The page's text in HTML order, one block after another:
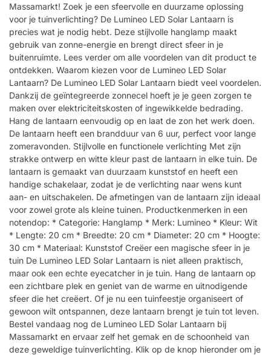
Massamarkt! Zoek je een sfeervolle en duurzame oplossing
voor je tuinverlichting? De Lumineo LED Solar Lantaarn is
precies wat je nodig hebt. Deze stijlvolle hanglamp maakt
gebruik van zonne-energie en brengt direct sfeer in je
buitenruimte. Lees verder om alle voordelen van dit product te
ontdekken. Waarom kiezen voor de Lumineo LED Solar
Lantaarn? De Lumineo LED Solar Lantaarn biedt veel voordelen.
Dankzij de geïntegreerde zonnecel hoeft je je geen zorgen te
maken over elektriciteitskosten of ingewikkelde bedrading.
Hang de lantaarn eenvoudig op en laat de zon het werk doen.
De lantaarn heeft een brandduur van 6 uur, perfect voor lange
zomeravonden. Stijlvolle en functionele verlichting Met zijn
strakke ontwerp en witte kleur past de lantaarn in elke tuin. De
lantaarn is gemaakt van duurzaam kunststof en heeft een
handige schakelaar, zodat je de verlichting naar wens kunt
aan- en uitschakelen. De afmetingen van de lantaarn zijn ideaal
voor zowel grote als kleine tuinen. Productkenmerken in een
notendop: * Categorie: Hanglamp * Merk: Lumineo * Kleur: Wit
* Lengte: 20 cm * Breedte: 20 cm * Diameter: 20 cm * Hoogte:
30 cm * Materiaal: Kunststof Creëer een magische sfeer in je
tuin De Lumineo LED Solar Lantaarn is niet alleen praktisch,
maar ook een echte eyecatcher in je tuin. Hang de lantaarn op
een zichtbare plek en geniet van de warme en uitnodigende
sfeer die het creëert. Of je nu een tuinfeestje organiseert of
gewoon wilt ontspannen, deze lantaarn brengt je tuin tot leven.
Bestel vandaag nog de Lumineo LED Solar Lantaarn bij
Massamarkt en ervaar zelf het gemak en de schoonheid van
deze geweldige tuinverlichting. Klik op de knop hieronder om je